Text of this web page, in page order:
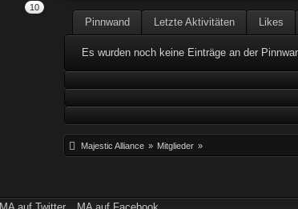
10
Pinnwand Letzte Aktivitäten Likes
Es wurden noch keine Einträge an der
Majestic Alliance » Mitglieder »